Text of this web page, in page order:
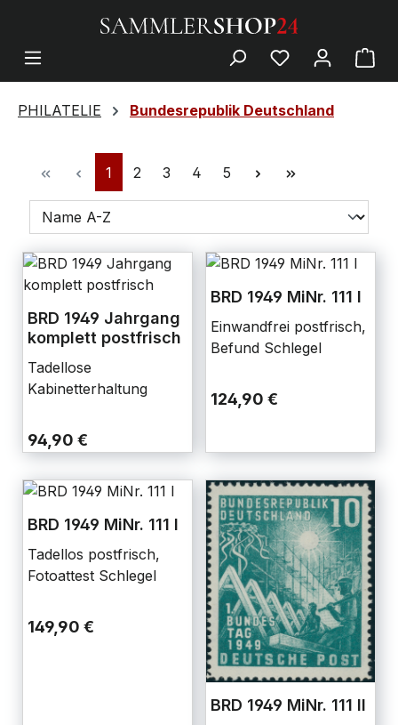
PHILATELIE Bundesrepublik Deutschland
1 2 3 4 5
BRD 1949 Jahrgang
komplett postfrisch
Tadellose
Kabinetterhaltung
94,90 €
BRD 1949 MiNr. 111 I
Einwandfrei postfrisch,
Befund Schlegel
124,90 €
BRD 1949 MiNr. 111 I
Tadellos postfrisch,
Fotoattest Schlegel
149,90 €
BRD 1949 MiNr. 111 II